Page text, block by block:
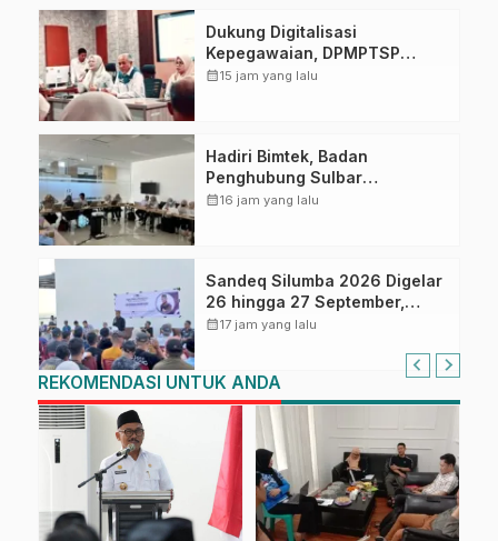
Dukung Digitalisasi
Kepegawaian, DPMPTSP
Sulbar Siap Terapkan Aplikasi
calendar_month15 jam yang lalu
Hadiri Bimtek, Badan
Penghubung Sulbar
Tingkatkan Kompetensi ASN
calendar_month16 jam yang lalu
Sandeq Silumba 2026 Digelar
26 hingga 27 September,
Rangkaian HUT Sulbar
calendar_month17 jam yang lalu
REKOMENDASI UNTUK ANDA